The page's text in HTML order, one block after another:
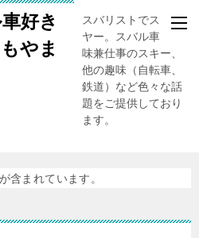
好き
やま
スバリストでスキー
ヤー。スバル車、趣
味兼仕事のスキー、
他の趣味（自転車、
鉄道）など色々な話
題をご提供しており
ます。
含まれています。